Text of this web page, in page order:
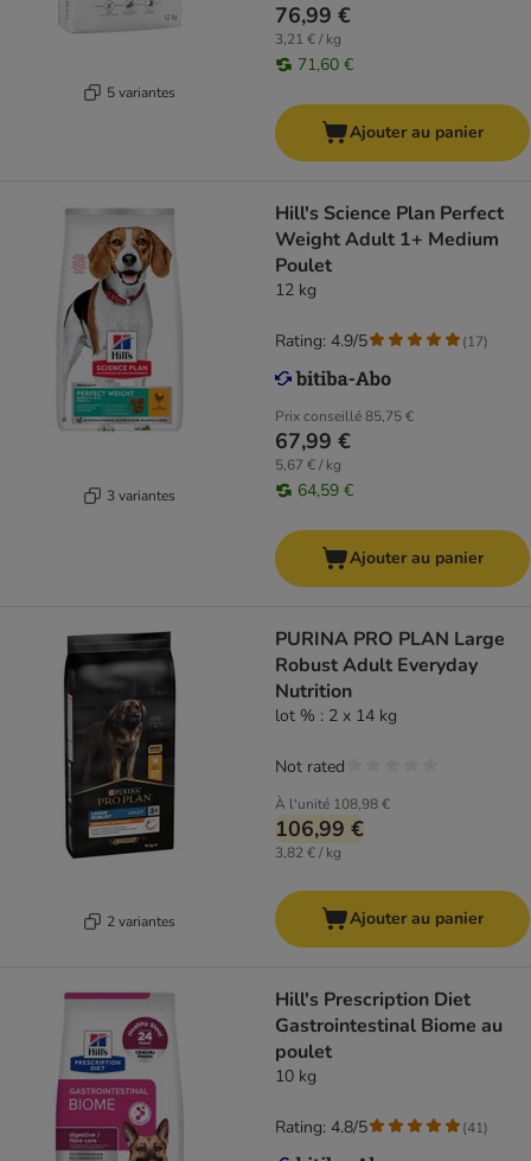
5 variantes
76,99 €
3,21 € / kg
71,60 €
Ajouter au panier
3 variantes
Hill's Science Plan Perfect
Weight Adult 1+ Medium
Poulet
12 kg
Prix conseillé85,75 €
67,99 €
5,67 € / kg
64,59 €
Rating: 4.9/5 (17)
Ajouter au panier
2 variantes
PURINA PRO PLAN Large
Robust Adult Everyday
Nutrition
lot % : 2 x 14 kg
À l'unité 108,98 €
106,99 €
3,82 € / kg
Not rated
Ajouter au panier
Hill's Prescription Diet
Gastrointestinal Biome au
poulet
10 kg
Rating: 4.8/5 (41)